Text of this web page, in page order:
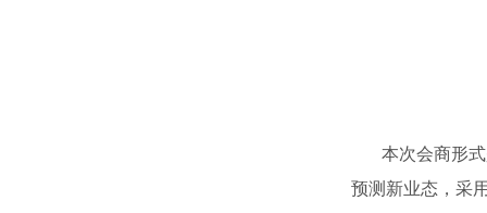
本次会商形式
预测新业态，采